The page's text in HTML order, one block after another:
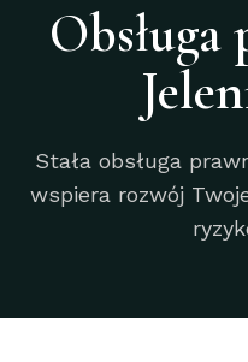
Stała obsługa
wspiera rozwój